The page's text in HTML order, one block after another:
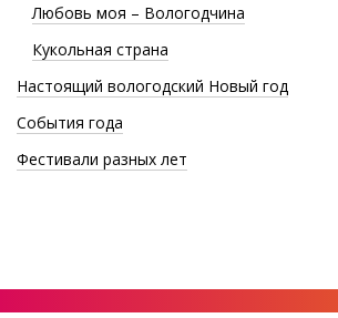
Любовь моя – Вологодчина
Кукольная страна
Настоящий вологодский Новый год
События года
Фестивали разных лет